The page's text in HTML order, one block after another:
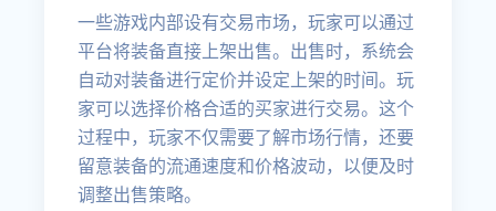
一些游戏内部设有交易市场，玩家可以通过
平台将装备直接上架出售。出售时，系统会
自动对装备进行定价并设定上架的时间。玩
家可以选择价格合适的买家进行交易。这个
过程中，玩家不仅需要了解市场行情，还要
留意装备的流通速度和价格波动，以便及时
调整出售策略。